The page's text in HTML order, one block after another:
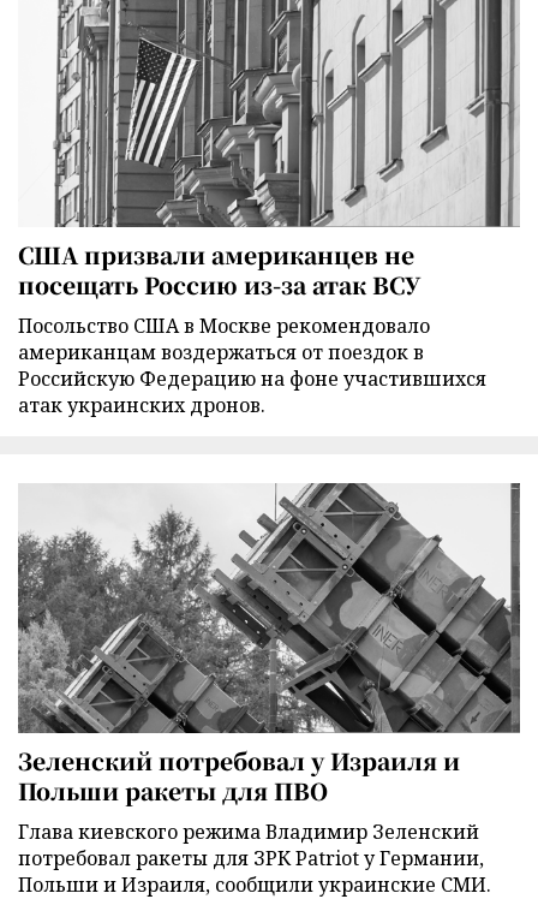
США призвали американцев не
посещать Россию из-за атак ВСУ
Посольство США в Москве рекомендовало
американцам воздержаться от поездок в
Российскую Федерацию на фоне участившихся
атак украинских дронов.
Зеленский потребовал у Израиля и
Польши ракеты для ПВО
Глава киевского режима Владимир Зеленский
потребовал ракеты для ЗРК Patriot у Германии,
Польши и Израиля, сообщили украинские СМИ.